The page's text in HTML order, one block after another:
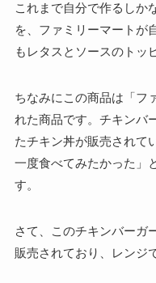
これまで自分で作るしか
を、ファミリーマートが
もレタスとソースのトッ
ちなみにこの商品は「フ
れた商品です。チキンバ
たチキン丼が販売されて
一度食べてみたかった」
す。
さて、このチキンバーガ
販売されており、レンジ